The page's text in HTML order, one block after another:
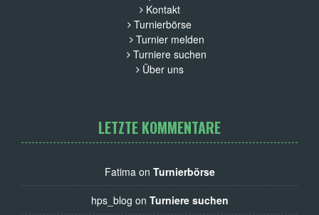
Kontakt
Turnierbörse
Turnier melden
Turniere suchen
Über uns
LETZTE KOMMENTARE
Fatima on Turnierbörse
hps_blog on Turniere suchen